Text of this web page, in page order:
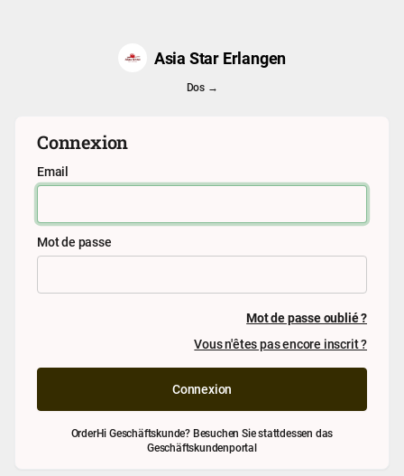
Asia Star Erlangen
Dos →
Connexion
Email
Mot de passe
Mot de passe oublié ?
Vous n'êtes pas encore inscrit ?
Connexion
OrderHi Geschäftskunde? Besuchen Sie stattdessen das
Geschäftskundenportal